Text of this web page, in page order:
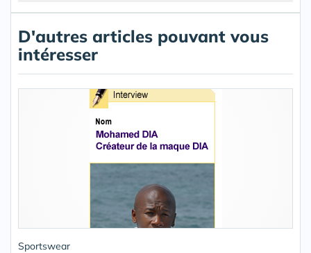
D'autres articles pouvant vous
intéresser
Sportswear